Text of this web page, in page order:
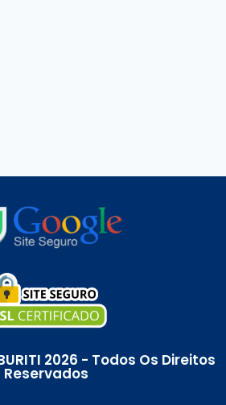
2026 - Todos Os Direitos
Reservados